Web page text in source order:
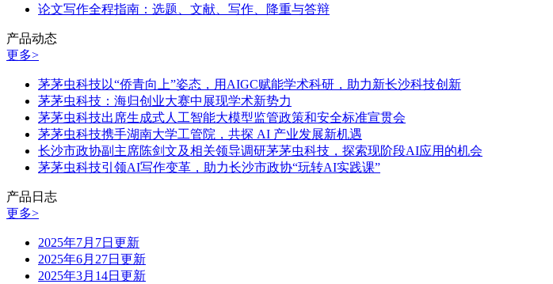
论文写作全程指南：选题、文献、写作、降重与答辩
产品动态
更多>
茅茅虫科技以“侨青向上”姿态，用AIGC赋能学术科研，助力新长沙科技创新
茅茅虫科技：海归创业大赛中展现学术新势力
茅茅虫科技出席生成式人工智能大模型监管政策和安全标准宣贯会
茅茅虫科技携手湖南大学工管院，共探 AI 产业发展新机遇
长沙市政协副主席陈剑文及相关领导调研茅茅虫科技，探索现阶段AI应用的机会
茅茅虫科技引领AI写作变革，助力长沙市政协“玩转AI实践课”
产品日志
更多>
2025年7月7日更新
2025年6月27日更新
2025年3月14日更新